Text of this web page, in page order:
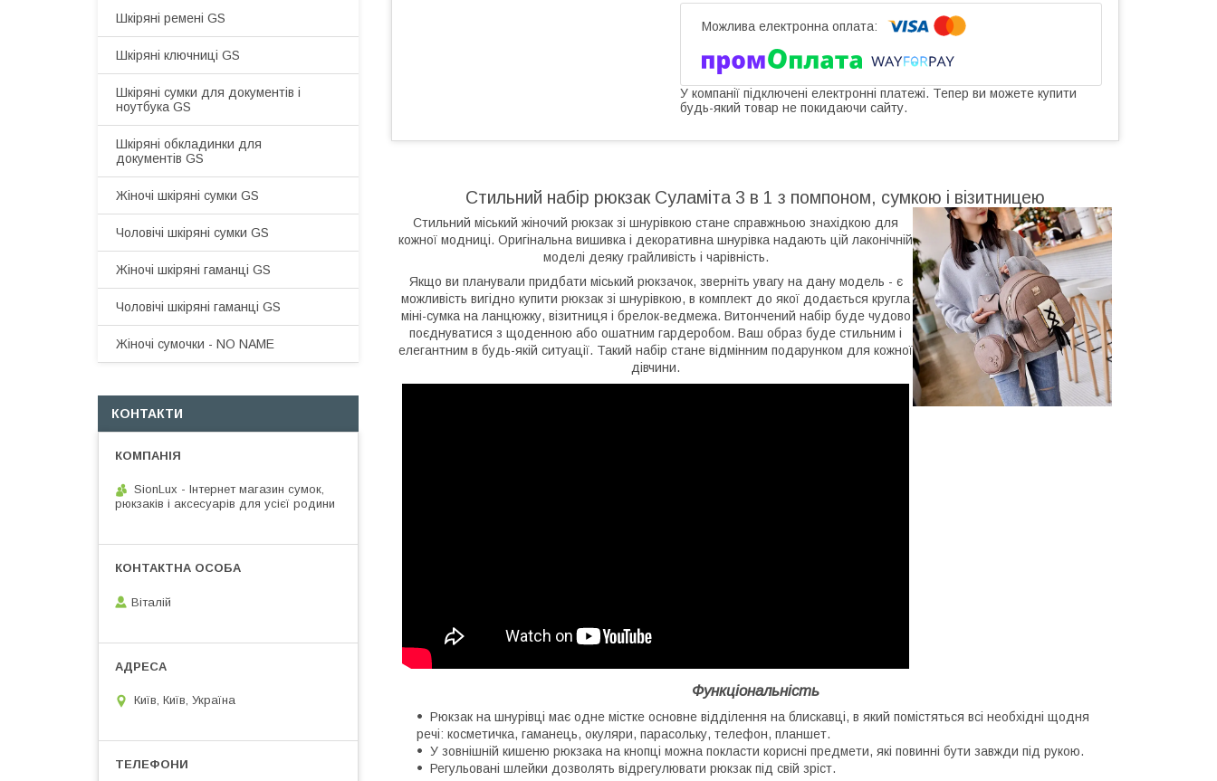
У компанії підключені електронні платежі. Тепер ви можете купити
будь-який товар не покидаючи сайту.
Стильний набір рюкзак Суламіта 3 в 1 з помпоном, сумкою і візитницею
Стильний міський жіночий рюкзак зі шнурівкою стане справжньою знахідкою для
кожної модниці. Оригінальна вишивка і декоративна шнурівка надають цій лаконічній
моделі деяку грайливість і чарівність.
Якщо ви планували придбати міський рюкзачок, зверніть увагу на дану модель - є
можливість вигідно купити рюкзак зі шнурівкою, в комплект до якої додається кругла
міні-сумка на ланцюжку, візитниця і брелок-ведмежа. Витончений набір буде чудово
поєднуватися з щоденною або ошатним гардеробом. Ваш образ буде стильним і
елегантним в будь-якій ситуації. Такий набір стане відмінним подарунком для кожної
дівчини.
Функціональність
Рюкзак на шнурівці має одне містке основне відділення на блискавці, в який помістяться всі необхідні щодня
речі: косметичка, гаманець, окуляри, парасольку, телефон, планшет.
У зовнішній кишеню рюкзака на кнопці можна покласти корисні предмети, які повинні бути завжди під рукою.
Регульовані шлейки дозволять відрегулювати рюкзак під свій зріст.
Шкіряні ремені GS
Шкіряні ключниці GS
Шкіряні сумки для документів і
ноутбука GS
Шкіряні обкладинки для
документів GS
Жіночі шкіряні сумки GS
Чоловічі шкіряні сумки GS
Жіночі шкіряні гаманці GS
Чоловічі шкіряні гаманці GS
Жіночі сумочки - NO NAME
КОНТАКТИ
SionLux - Інтернет магазин сумок,
рюкзаків і аксесуарів для усієї родини
Віталій
Київ, Київ, Україна